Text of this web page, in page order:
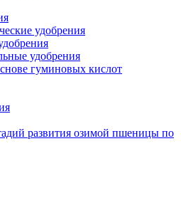
удобрения
удобрения
гуминовых кислот
развития озимой пшеницы по